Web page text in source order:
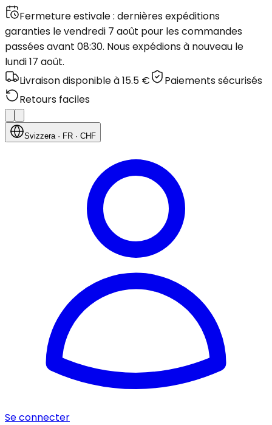
Fermeture estivale : dernières expéditions
garanties le vendredi 7 août pour les commandes
passées avant 08:30. Nous expédions à nouveau le
lundi 17 août.
Livraison disponible à 15.5 €
Paiements sécurisés
Retours faciles
Svizzera· FR · CHF
Se connecter